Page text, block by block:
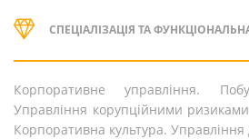
СПЕЦІАЛІЗАЦІЯ ТА
Корпоративне управління.
Управління корупційними
Корпоративна культура. Управління